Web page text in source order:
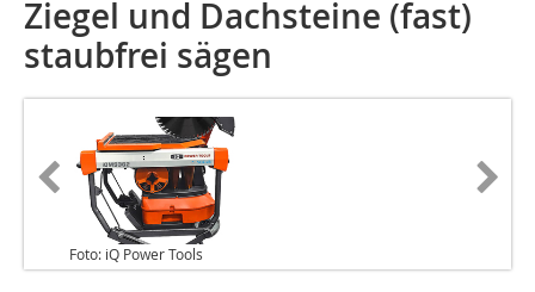
Ziegel und Dachsteine (fast)
staubfrei sägen
Foto: iQ Power Tools